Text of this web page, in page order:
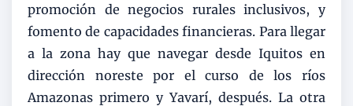
promoción de negocios rurales inclusivos, y
fomento de capacidades financieras. Para llegar
a la zona hay que navegar desde Iquitos en
dirección noreste por el curso de los ríos
Amazonas primero y Yavarí, después. La otra